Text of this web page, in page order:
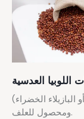
اللوبيا العدسية
الخضراء)
ومحصول للعلف.